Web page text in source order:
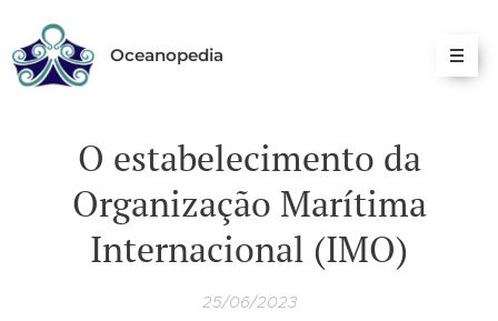
Oceanopedia
O estabelecimento da
Organização Marítima
Internacional (IMO)
25/06/2023